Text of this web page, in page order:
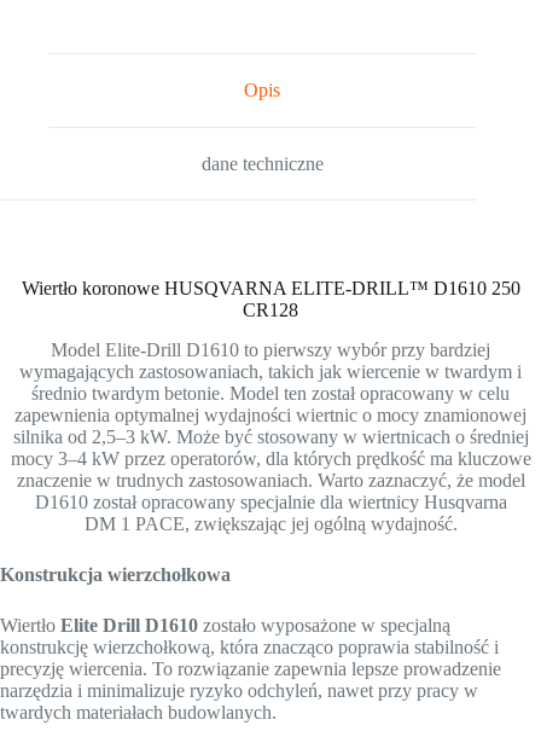
Opis
dane techniczne
Wiertło koronowe HUSQVARNA ELITE-DRILL™ D1610 250
CR128
Model Elite-Drill D1610 to pierwszy wybór przy bardziej
wymagających zastosowaniach, takich jak wiercenie w twardym i
średnio twardym betonie. Model ten został opracowany w celu
zapewnienia optymalnej wydajności wiertnic o mocy znamionowej
silnika od 2,5–3 kW. Może być stosowany w wiertnicach o średniej
mocy 3–4 kW przez operatorów, dla których prędkość ma kluczowe
znaczenie w trudnych zastosowaniach. Warto zaznaczyć, że model
D1610 został opracowany specjalnie dla wiertnicy Husqvarna
DM 1 PACE, zwiększając jej ogólną wydajność.
Konstrukcja wierzchołkowa
Wiertło Elite Drill D1610 zostało wyposażone w specjalną
konstrukcję wierzchołkową, która znacząco poprawia stabilność i
precyzję wiercenia. To rozwiązanie zapewnia lepsze prowadzenie
narzędzia i minimalizuje ryzyko odchyleń, nawet przy pracy w
twardych materiałach budowlanych.